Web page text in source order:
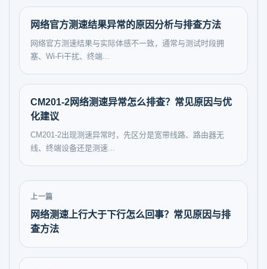
网络官方测速结果异常的原因分析与排查方法
网络官方测速结果与实际体感不一致，通常与测试时段拥
塞、Wi‑Fi干扰、终端...
CM201-2网络测速异常怎么排查？常见原因与优
化建议
CM201-2出现测速异常时，先区分是宽带线路、路由器无
线、终端设备还是测速...
上一篇
网络测速上行大于下行怎么回事？常见原因与排
查方法